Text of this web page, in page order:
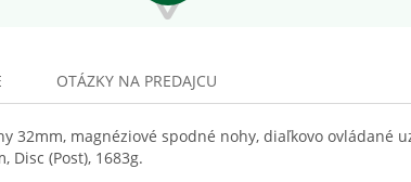
magnéziové spodné nohy, diaľkovo ovládané
Disc (Post), 1683g.
OTÁZKY NA PREDAJCU